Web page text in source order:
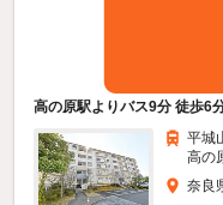
高の原駅よりバス9分 徒歩6
平城
高の
奈良